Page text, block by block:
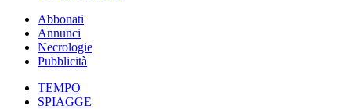
Abbonati
Annunci
Necrologie
Pubblicità
TEMPO
SPIAGGE